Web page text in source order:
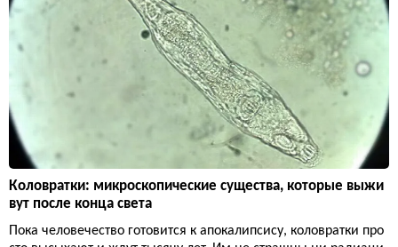
Коловратки: микроскопические существа, которые выжи
вут после конца света
Пока человечество готовится к апокалипсису, коловратки про